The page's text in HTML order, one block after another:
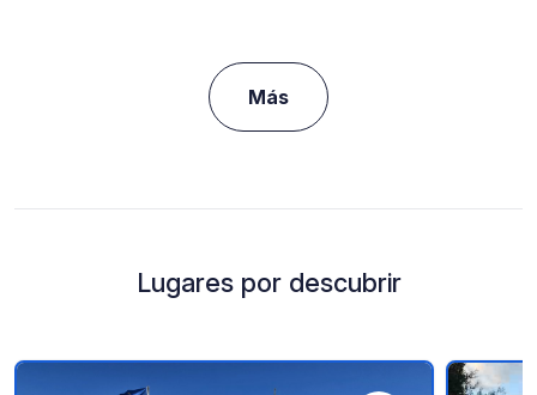
Más
Lugares por descubrir